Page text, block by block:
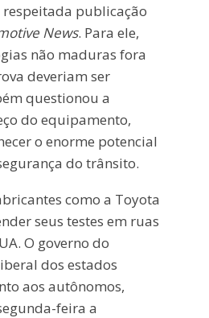
publicação
News. Para ele,
não maduras fora
deveriam ser
questionou a
do equipamento,
o enorme potencial
do trânsito.
como a Toyota
seus testes em ruas
O governo do
dos estados
aos autônomos,
feira a